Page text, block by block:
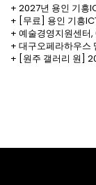
+ 2027년 용인 기흥
+ [무료] 용인 기흥
+ 예술경영지원센터
+ 대구오페라하우스
+ [원주 갤러리 원]